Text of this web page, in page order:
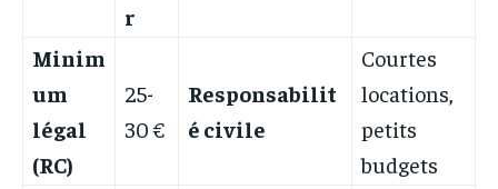
r
Minim
um
légal
(RC)
25-
30 €
Responsabilit
é civile
Courtes
locations,
petits
budgets